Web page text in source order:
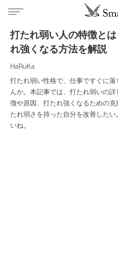
打たれ弱い人の特徴と
れ強くなる方法を解説
HaRuKa
打たれ弱い性格で、仕事ですぐに
んか。本記事では、打たれ弱いの
徴や原因、打たれ強くなるための
たれ弱さを持った自分を改善した
いね。